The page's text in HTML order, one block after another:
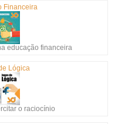
Financeira
educação financeira
Lógica
o raciocínio